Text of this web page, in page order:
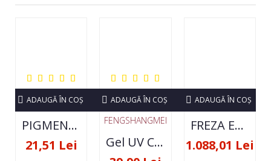
PIGMENT NEON SET 12 CULORI
21,51 Lei
ADAUGĂ ÎN COŞ
FENGSHANGMEI
Gel UV Constructie FSM 50ML - 07
ADAUGĂ ÎN COŞ
FREZA ELECTRICA STRONG 210 35000 RPM- ORIGINALA
1.088,01 Lei
ADAUGĂ ÎN COŞ